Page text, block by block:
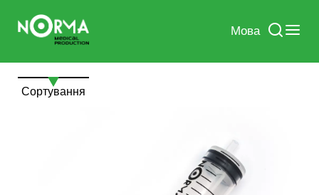
Мова
Сортування